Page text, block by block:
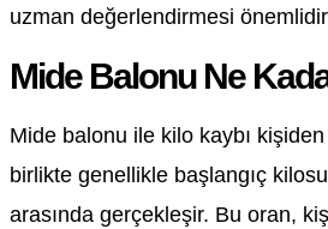
uzman değerlendirmesi
Mide Balonu Ne
Mide balonu ile kilo kaybı
birlikte genellikle başlangıç
arasında gerçekleşir. Bu oran,